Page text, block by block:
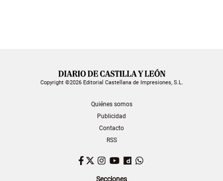
Copyright ©2026 Editorial Castellana de Impresiones, S.L.
Quiénes somos
Publicidad
Contacto
RSS
Facebook
TwitterInstagram
YouTubeDailymotion
Secciones